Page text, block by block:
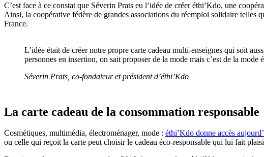
C’est face à ce constat que Séverin Prats eu l’idée de créer éthi’Kdo, une
Ainsi, la coopérative fédère de grandes associations du réemploi solidaire telles
France.
L’idée était de créer notre propre carte cadeau multi-enseignes qui soit
personnes en insertion, on sait proposer de la mode mais c’est de la mode
Séverin Prats, co-fondateur et président d’éthi’Kdo
La carte cadeau de la consommation responsable
Cosmétiques, multimédia, électroménager, mode : éthi’Kdo donne accès
ou celle qui reçoit la carte peut choisir le cadeau éco-responsable qui lui fait